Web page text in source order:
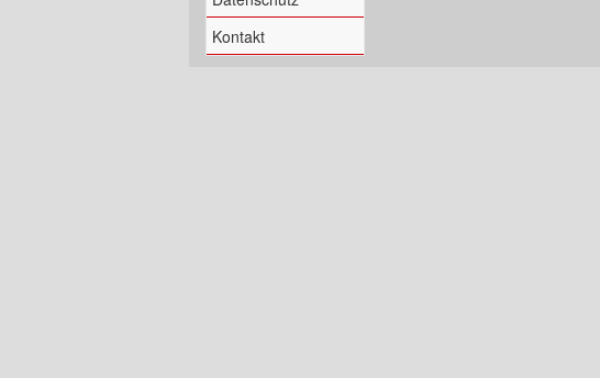
Kontakt